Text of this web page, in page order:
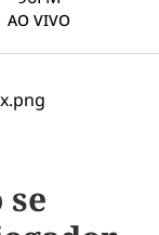
AO VIVO